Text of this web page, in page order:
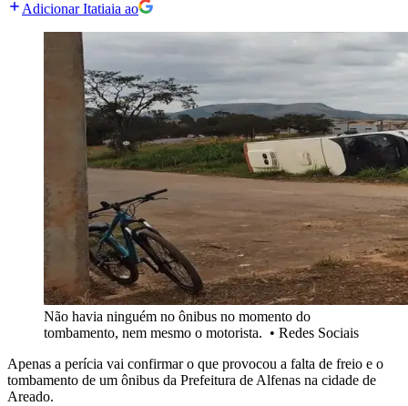
Adicionar Itatiaia ao
Não havia ninguém no ônibus no momento do
tombamento, nem mesmo o motorista. • Redes Sociais
Apenas a perícia vai confirmar o que provocou a falta de freio e o
tombamento de um ônibus da Prefeitura de Alfenas na cidade de
Areado.